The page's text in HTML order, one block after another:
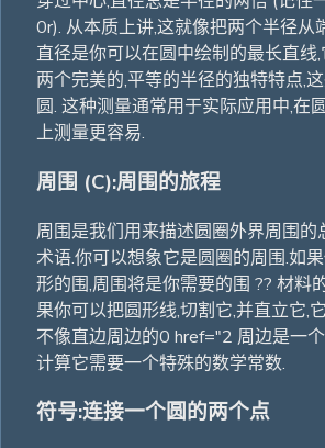
0r). 从本质上讲,这就像把两个半径从
直径是你可以在圆中绘制的最长直线
两个完美的,平等的半径的独特特点,
圆. 这种测量通常用于实际应用中,在
上测量更容易.
周围 (C):周围的旅程
周围是我们用来描述圆圈外界周围的
术语.你可以想象它是圆圈的周围.如
形的围,周围将是你需要的围 ?? 材料
果你可以把圆形线,切割它,并直立它,
不像直边周边的0 href="2 周边是一
计算它需要一个特殊的数学常数.
符号:连接一个圆的两个点